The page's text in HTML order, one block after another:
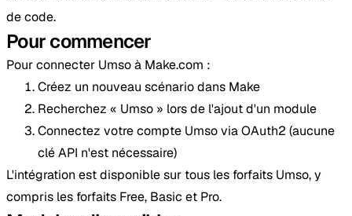
de code.
Pour commencer
Pour connecter Umso à Make.com :
Créez un nouveau scénario dans Make
Recherchez « Umso » lors de l'ajout d'un module
Connectez votre compte Umso via OAuth2 (aucune
clé API n'est nécessaire)
L'intégration est disponible sur tous les forfaits Umso, y
compris les forfaits Free, Basic et Pro.